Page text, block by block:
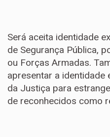
Será aceita identidade
de Segurança Pública,
ou Forças Armadas.
apresentar a identidade
da Justiça para
de reconhecidos como